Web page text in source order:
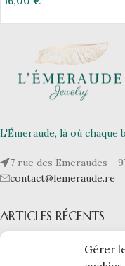
Gérer
L'Émeraude, là où
7 rue des Emeraudes -
contact@lemeraude.re
ARTICLES RÉCENTS